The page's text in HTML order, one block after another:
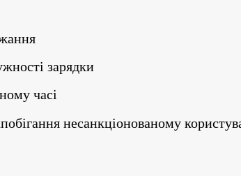
зарядки
часі
несанкціонованому